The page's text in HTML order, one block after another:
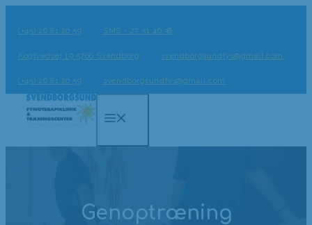
(+45) 26 81 20 59 SMS - 27 51 46 38
Kogtvedvej 19 5700 Svendborg svendborgsundfys@gmail.com
(+45) 26 81 20 59 svendborgsundfys@gmail.com
Genoptræning